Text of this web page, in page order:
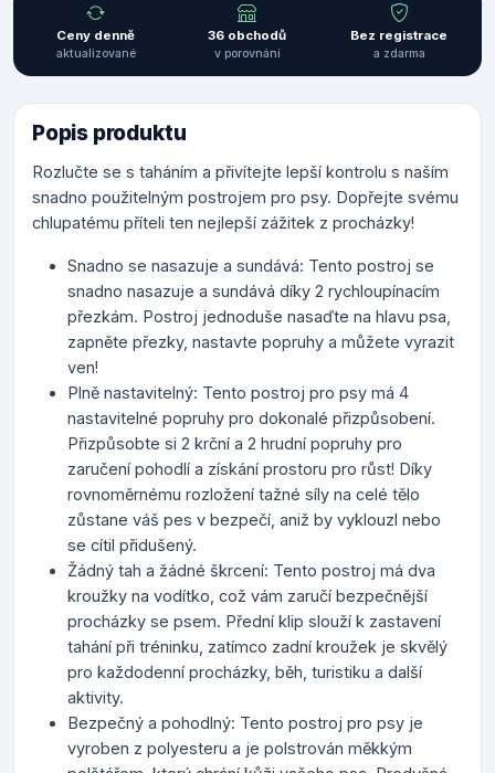
Ceny denně
aktualizované
36 obchodů
v porovnání
Bez registrace
a zdarma
Popis produktu
Rozlučte se s taháním a přivítejte lepší kontrolu s naším
snadno použitelným postrojem pro psy. Dopřejte svému
chlupatému příteli ten nejlepší zážitek z procházky!
Snadno se nasazuje a sundává: Tento postroj se
snadno nasazuje a sundává díky 2 rychloupínacím
přezkám. Postroj jednoduše nasaďte na hlavu psa,
zapněte přezky, nastavte popruhy a můžete vyrazit
ven!
Plně nastavitelný: Tento postroj pro psy má 4
nastavitelné popruhy pro dokonalé přizpůsobení.
Přizpůsobte si 2 krční a 2 hrudní popruhy pro
zaručení pohodlí a získání prostoru pro růst! Díky
rovnoměrnému rozložení tažné síly na celé tělo
zůstane váš pes v bezpečí, aniž by vyklouzl nebo
se cítil přidušený.
Žádný tah a žádné škrcení: Tento postroj má dva
kroužky na vodítko, což vám zaručí bezpečnější
procházky se psem. Přední klip slouží k zastavení
tahání při tréninku, zatímco zadní kroužek je skvělý
pro každodenní procházky, běh, turistiku a další
aktivity.
Bezpečný a pohodlný: Tento postroj pro psy je
vyroben z polyesteru a je polstrován měkkým